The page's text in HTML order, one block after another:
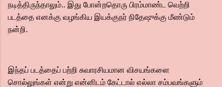
நடித்திருந்தாலும்.. இது போன்றதொரு பிரம்மாண்ட வெற்றி
படத்தை எனக்கு வழங்கிய இயக்குநர் நிதேஷுக்கு மீண்டும்
நன்றி.
இந்தப் படத்தைப் பற்றி சுவாரசியமான விசயங்களை
சொல்லுங்கள் என்று என்னிடம் கேட்டால் எல்லா சம்பவங்களும்